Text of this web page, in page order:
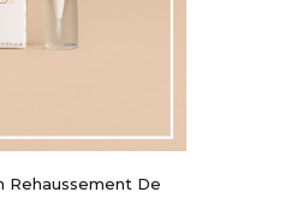
Rehaussement De